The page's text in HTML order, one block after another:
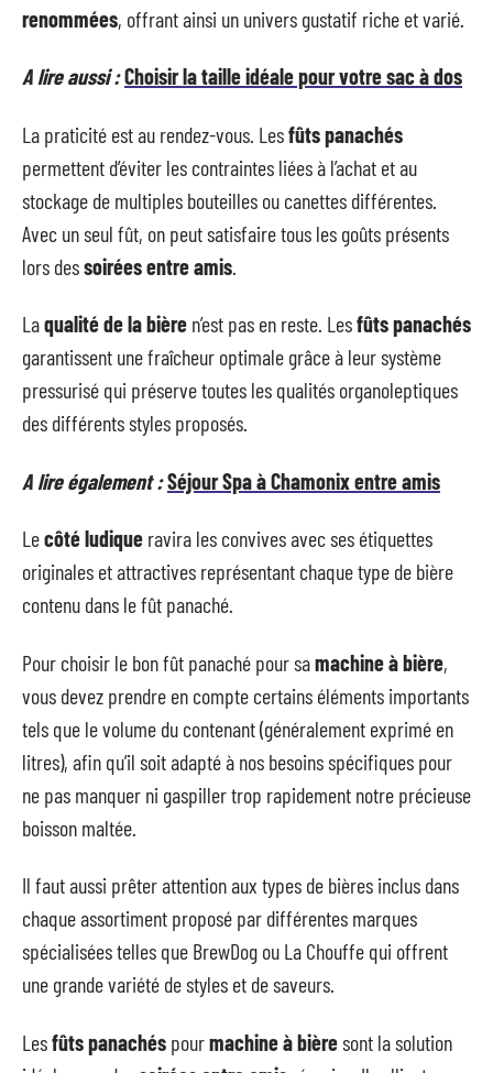
renommées, offrant ainsi un univers gustatif riche et varié.
A lire aussi :Choisir la taille idéale pour votre sac à dos
La praticité est au rendez-vous. Lesfûts panachés
permettent d’éviter les contraintes liées à l’achat et au
stockage de multiples bouteilles ou canettes différentes.
Avec un seul fût, on peut satisfaire tous les goûts présents
lors dessoirées entre amis
Laqualité de la bière n’est pas en reste. Lesfûts panachés
garantissent une fraîcheur optimale grâce à leur système
pressurisé qui préserve toutes les qualités organoleptiques
des différents styles proposés.
A lire également :Séjour Spa à Chamonix entre amis
Lecôté ludique ravira les convives avec ses étiquettes
originales et attractives représentant chaque type de bière
contenu dans le fût panaché.
Pour choisir le bon fût panaché pour samachine à bière,
vous devez prendre en compte certains éléments importants
tels que le volume du contenant (généralement exprimé en
litres), afin qu’il soit adapté à nos besoins spécifiques pour
ne pas manquer ni gaspiller trop rapidement notre précieuse
boisson maltée.
Il faut aussi prêter attention aux types de bières inclus dans
chaque assortiment proposé par différentes marques
spécialisées telles que BrewDog ou La Chouffe qui offrent
une grande variété de styles et de saveurs.
Lesfûts panachés pourmachine à bièresont la solution